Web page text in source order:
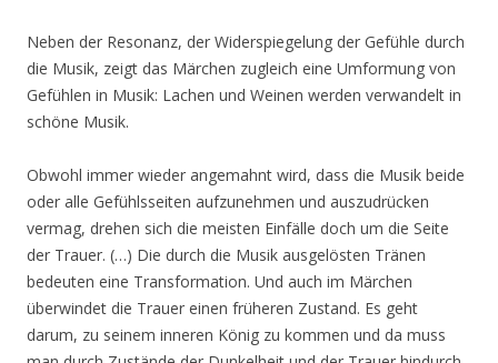
Neben der Resonanz, der Widerspiegelung der Gefühle durch
die Musik, zeigt das Märchen zugleich eine Umformung von
Gefühlen in Musik: Lachen und Weinen werden verwandelt in
schöne Musik.
Obwohl immer wieder angemahnt wird, dass die Musik beide
oder alle Gefühlsseiten aufzunehmen und auszudrücken
vermag, drehen sich die meisten Einfälle doch um die Seite
der Trauer. (…) Die durch die Musik ausgelösten Tränen
bedeuten eine Transformation. Und auch im Märchen
überwindet die Trauer einen früheren Zustand. Es geht
darum, zu seinem inneren König zu kommen und da muss